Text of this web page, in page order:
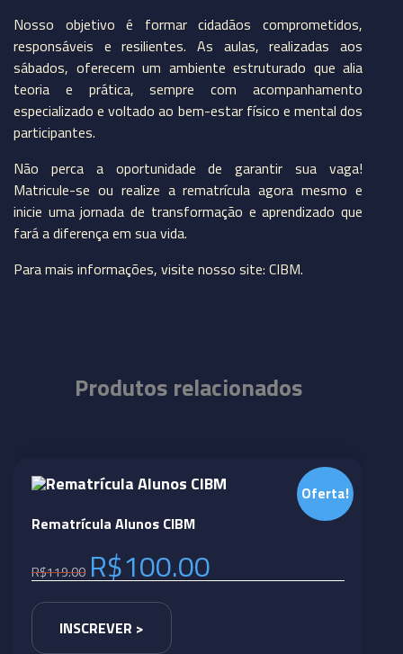
Nosso objetivo é formar cidadãos comprometidos,
responsáveis e resilientes. As aulas, realizadas aos
sábados, oferecem um ambiente estruturado que alia
teoria e prática, sempre com acompanhamento
especializado e voltado ao bem-estar físico e mental dos
participantes.
Não perca a oportunidade de garantir sua vaga!
Matricule-se ou realize a rematrícula agora mesmo e
inicie uma jornada de transformação e aprendizado que
fará a diferença em sua vida.
Para mais informações, visite nosso site: CIBM.
Produtos relacionados
Oferta!
Rematrícula Alunos CIBM
R$119.00 R$100.00
INSCREVER >